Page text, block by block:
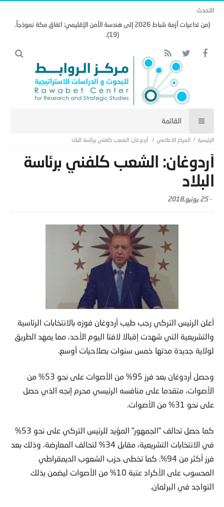
الاحدث
(من تداعيات أزمة شباط 2026 إلى هندسة الأمن الإقليمي: اتفاق مكة نموذجاً.
(19).
المركز الاعلامي أردوغان: الشعب كلفني برئاسة البلاد
أردوغان: الشعب كلفني برئاسة
البلاد
-25 يونيو,2018
أعلن الرئيس التركي رجب طيب أردوغان فوزه بالانتخابات الرئاسية
والتشريعية التي شهدت إقبالا لافتا اليوم الأحد، مما يمهد الطريق
لولاية جديدة مدتها خمس سنوات بصلاحيات أوسع.
وحصل أردوغان بعد فرز 95% من الأصوات على نحو 53% من
الأصوات، متقدما على منافسه الرئيسي محرم إنجه الذي حصل
على نحو 31% من الأصوات.
كما حصل تحالف “الجمهور” المؤيد للرئيس التركي على نحو 53%
في الانتخابات التشريعية، مقابل 34% لتحالف المعارضة، وذلك بعد
فرز أكثر من 94%. كما تخطى حزب الشعوب الديمقراطي
المحسوب على الأكراد عتبة 10% من الأصوات ليضمن بذلك
التواجد في البرلمان.